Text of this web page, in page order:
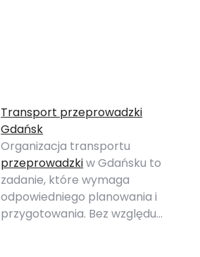
Transport przeprowadzki
Gdańsk
Organizacja transportu
przeprowadzkiw Gdańsku to
zadanie, które wymaga
odpowiedniego planowania i
przygotowania. Bez względu…